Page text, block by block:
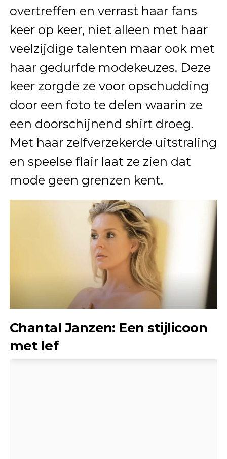
overtreffen en verrast haar fans
keer op keer, niet alleen met haar
veelzijdige talenten maar ook met
haar gedurfde modekeuzes. Deze
keer zorgde ze voor opschudding
door een foto te delen waarin ze
een doorschijnend shirt droeg.
Met haar zelfverzekerde uitstraling
en speelse flair laat ze zien dat
mode geen grenzen kent.
Chantal Janzen: Een stijlicoon
met lef